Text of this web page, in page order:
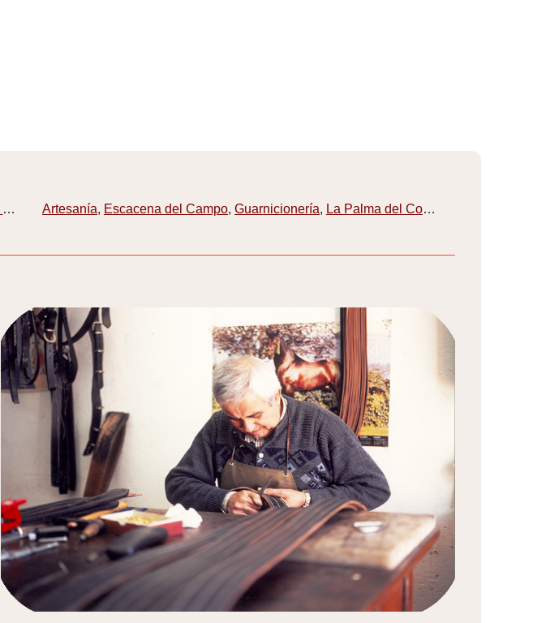
Artesanía, Escacena del Campo, Guarnicionería, La Palma del Condado